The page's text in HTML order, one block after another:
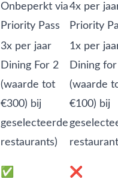
Onbeperkt via
Priority Pass
4x per
Priority
3x per jaar
Dining For 2
(waarde tot
€300) bij
geselecteerde
restaurants)
1x per
Dining
(waarde
€100) bij
✅ ❌